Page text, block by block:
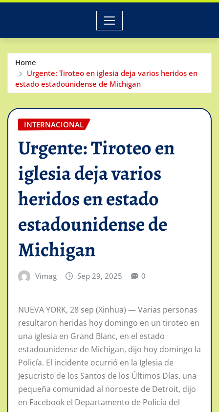
Home
Urgente: Tiroteo en iglesia deja varios heridos en
estado estadounidense de Michigan
INTERNACIONAL
Urgente: Tiroteo en
iglesia deja varios
heridos en estado
estadounidense de
Michigan
Vimag Sep 29, 2025 0
NUEVA YORK, 28 sep (Xinhua) — Varias personas
resultaron heridas hoy domingo en un tiroteo en
una iglesia en Grand Blanc, en el estado
estadounidense de Michigan, dijo hoy domingo la
Policía. El incidente ocurrió en la Iglesia de
Jesucristo de los Santos de los Últimos Días, una
pequeña comunidad al noroeste de Detroit, dijo
en Facebook el Departamento de Policía del